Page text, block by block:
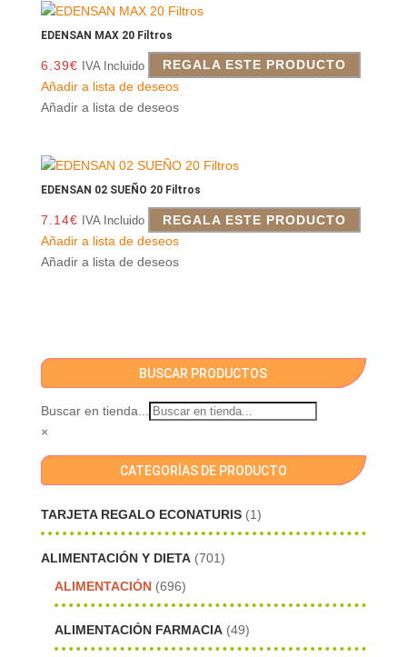
EDENSAN MAX 20 Filtros
6.39€ IVA Incluido
REGALA ESTE PRODUCTO
Añadir a lista de deseos
Añadir a lista de deseos
EDENSAN 02 SUEÑO 20 Filtros
7.14€ IVA Incluido
REGALA ESTE PRODUCTO
Añadir a lista de deseos
Añadir a lista de deseos
BUSCAR PRODUCTOS
Buscar en tienda...
×
CATEGORÍAS DE PRODUCTO
TARJETA REGALO ECONATURIS (1)
ALIMENTACIÓN Y DIETA (701)
ALIMENTACIÓN (696)
ALIMENTACIÓN FARMACIA (49)